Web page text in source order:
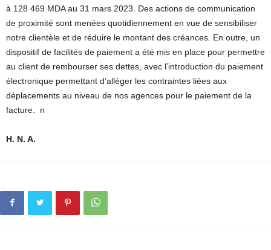
à 128 469 MDA au 31 mars 2023. Des actions de communication
de proximité sont menées quotidiennement en vue de sensibiliser
notre clientèle et de réduire le montant des créances. En outre, un
dispositif de facilités de paiement a été mis en place pour permettre
au client de rembourser ses dettes, avec l’introduction du paiement
électronique permettant d’alléger les contraintes liées aux
déplacements au niveau de nos agences pour le paiement de la
facture.
n
H. N. A.